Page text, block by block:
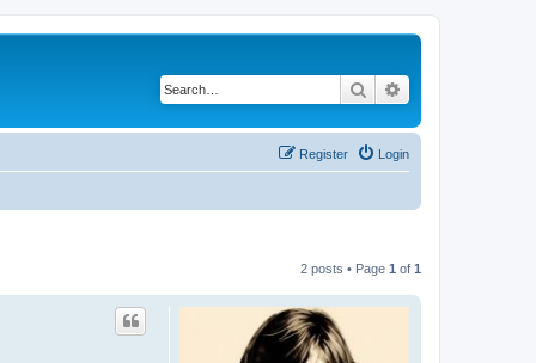
Search
Login
Register
2 posts • Page 1 of 1